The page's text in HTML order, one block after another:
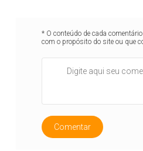
* O conteúdo de cada
com o propósito do site ou que
Comentar